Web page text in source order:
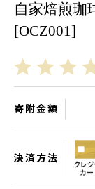
自家焙煎珈
[OCZ001]
寄附金額
決済方法